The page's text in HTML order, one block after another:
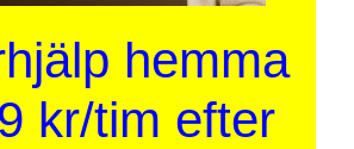
hemma
kr/tim efter